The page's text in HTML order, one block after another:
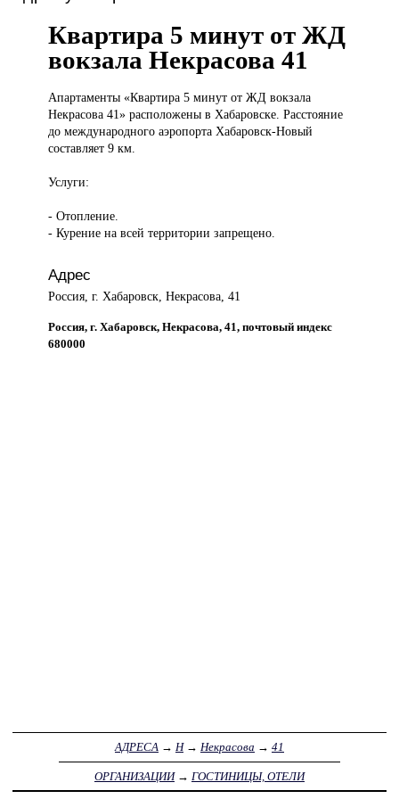
Квартира 5 минут от ЖД
вокзала Некрасова 41
Апартаменты «Квартира5 минут от ЖД вокзала
Некрасова 41» расположены в Хабаровске. Расстояние
до международного аэропорта Хабаровск-Новый
составляет 9 км.
Услуги:
- Отопление.
- Курение на всей территории запрещено.
Адрес
Россия, г. Хабаровск, Некрасова, 41
Россия, г. Хабаровск, Некрасова, 41, почтовый индекс
680000
АДРЕСА → Н→ Некрасова → 41
ОРГАНИЗАЦИИ→ ГОСТИНИЦЫ, ОТЕЛИ